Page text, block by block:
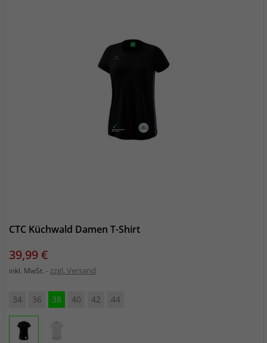
CTC Küchwald Damen T-Shirt
Preis
39,99 €
inkl. MwSt. zzgl. Versand
34 36 38 40 42 44